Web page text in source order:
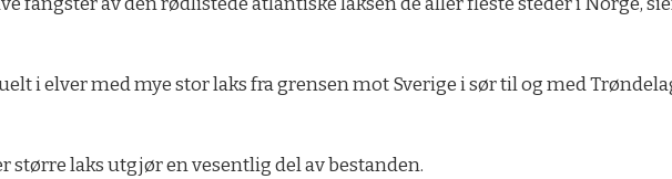
i elver med mye stor laks fra grensen mot Sverige i sør til og med
laks utgjør en vesentlig del av bestanden.